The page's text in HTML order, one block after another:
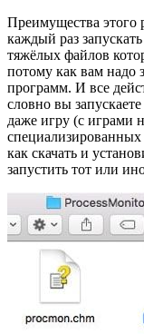
Преимущества этого
каждый раз
тяжёлых файлов
потому как вам надо
программ. И все
словно вы
даже игру (с играми
как скачать и
запустить тот или